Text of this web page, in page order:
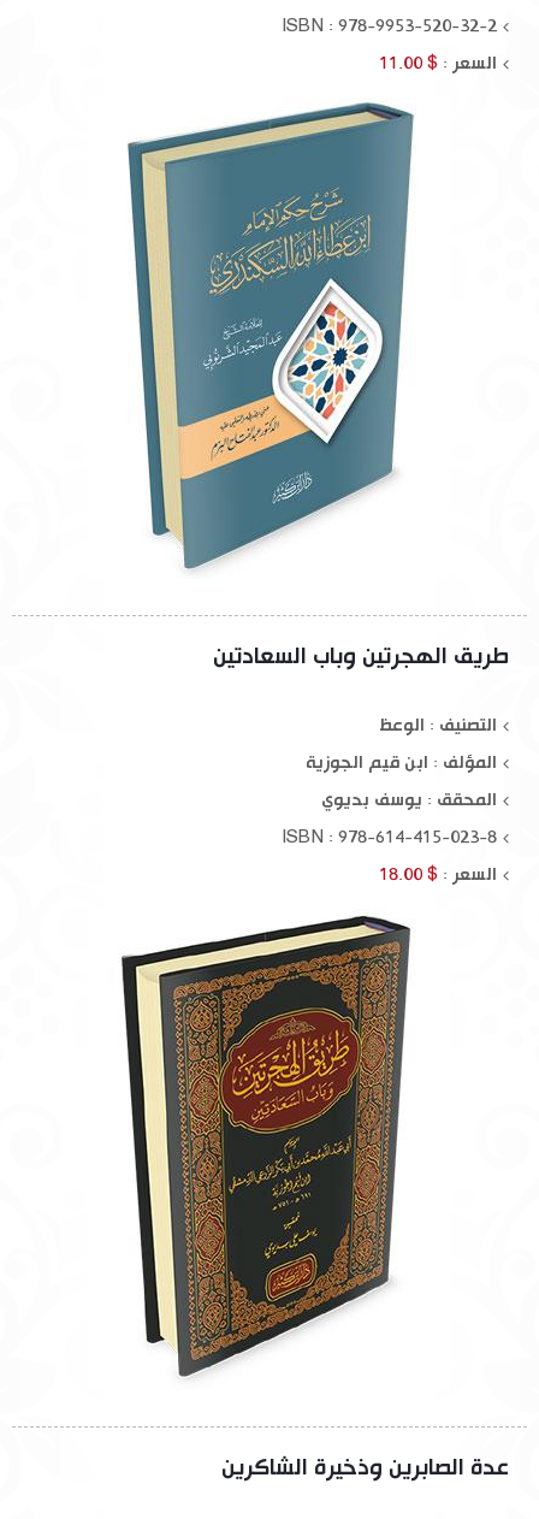
ISBN : 978-9953-520-32-2
السعر : $ 11.00
طريق الهجرتين وباب السعادتين
التصنيف : الوعظ
المؤلف : ابن قيم الجوزية
المحقق : يوسف بديوي
ISBN : 978-614-415-023-8
السعر : $ 18.00
عدة الصابرين وذخيرة الشاكرين